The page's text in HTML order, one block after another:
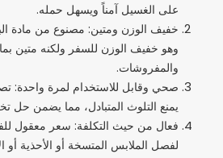
على الغسيل آمناً ويسهل حمله.
خفيف الوزن ومتين: مصنوع من مادة
وهو خفيف الوزن للسفر ولكنه متين
والمفروشات.
صحي وقابل للاستخدام لمرة واحدة:
يمنع التلوث المتبادل، مما يضمن
فعال من حيث التكلفة: سعر معقول
لفصل الملابس المتسخة أو الأحذية